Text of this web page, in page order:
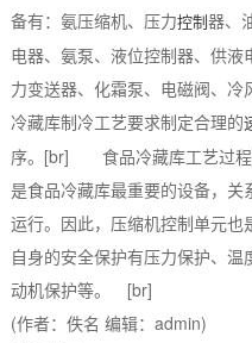
备有：氨压缩机、压力控制器、
电器、氨泵、液位控制器、供
力变送器、化霜泵、电磁阀、
冷藏库制冷工艺要求制定合理的
序。[br] 食品冷藏库工艺过程
是食品冷藏库最重要的设备，
运行。因此，压缩机控制单元
自身的安全保护有压力保护、
动机保护等。 [br]
(作者：佚名 编辑：admin)